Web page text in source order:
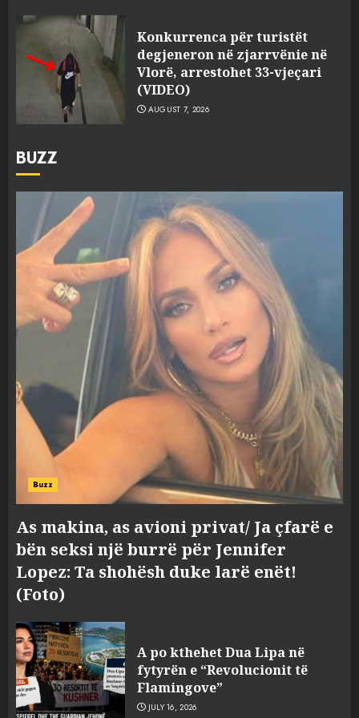
Konkurrenca për turistët
degjeneron në zjarrvënie në
Vlorë, arrestohet 33-vjeçari
(VIDEO)
AUGUST 7, 2026
BUZZ
Buzz
As makina, as avioni privat/ Ja çfarë e
bën seksi një burrë për Jennifer
Lopez: Ta shohësh duke larë enët!
(Foto)
A po kthehet Dua Lipa në
fytyrën e “Revolucionit të
Flamingove”
JULY 16, 2026